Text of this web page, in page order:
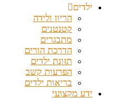
ילדים
הריון ולידה
קטנטנים
מתבגרים
הדרכת הורים
תזונת ילדים
הפרעות קשב
בריאות ילדים
ידע מקצועי